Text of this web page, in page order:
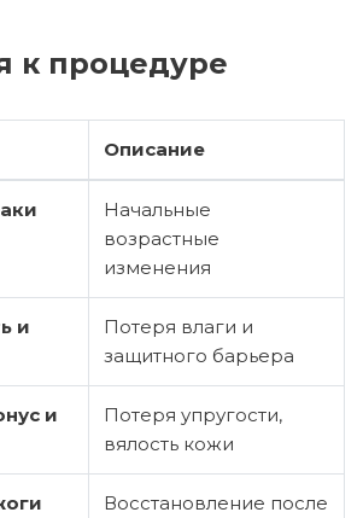
к процедуре
Описание
Начальные
возрастные
изменения
и
Потеря влаги и
защитного барьера
и
Потеря упругости,
вялость кожи
Восстановление после